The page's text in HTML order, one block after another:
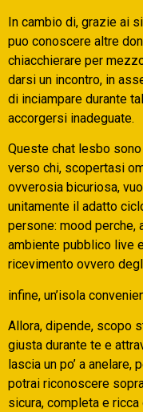
In cambio di, grazie ai
puo conoscere altre
chiacchierare per
darsi un incontro, in
di inciampare durante
accorgersi inadeguate.
Queste chat lesbo
verso chi, scopertasi
ovverosia bicuriosa,
unitamente il adatto
persone: mood perche,
ambiente pubblico live
ricevimento ovvero
infine, un’isola
Allora, dipende, scopo
giusta durante te e
lascia un po’ a
potrai riconoscere
sicura, completa e